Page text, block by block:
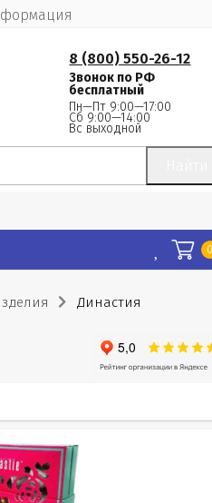
8 (800) 550-26-12
Звонок по РФ
бесплатный
Пн—Пт 9:00—17:00
Сб 9:00—14:00
Вс выходной
Династия